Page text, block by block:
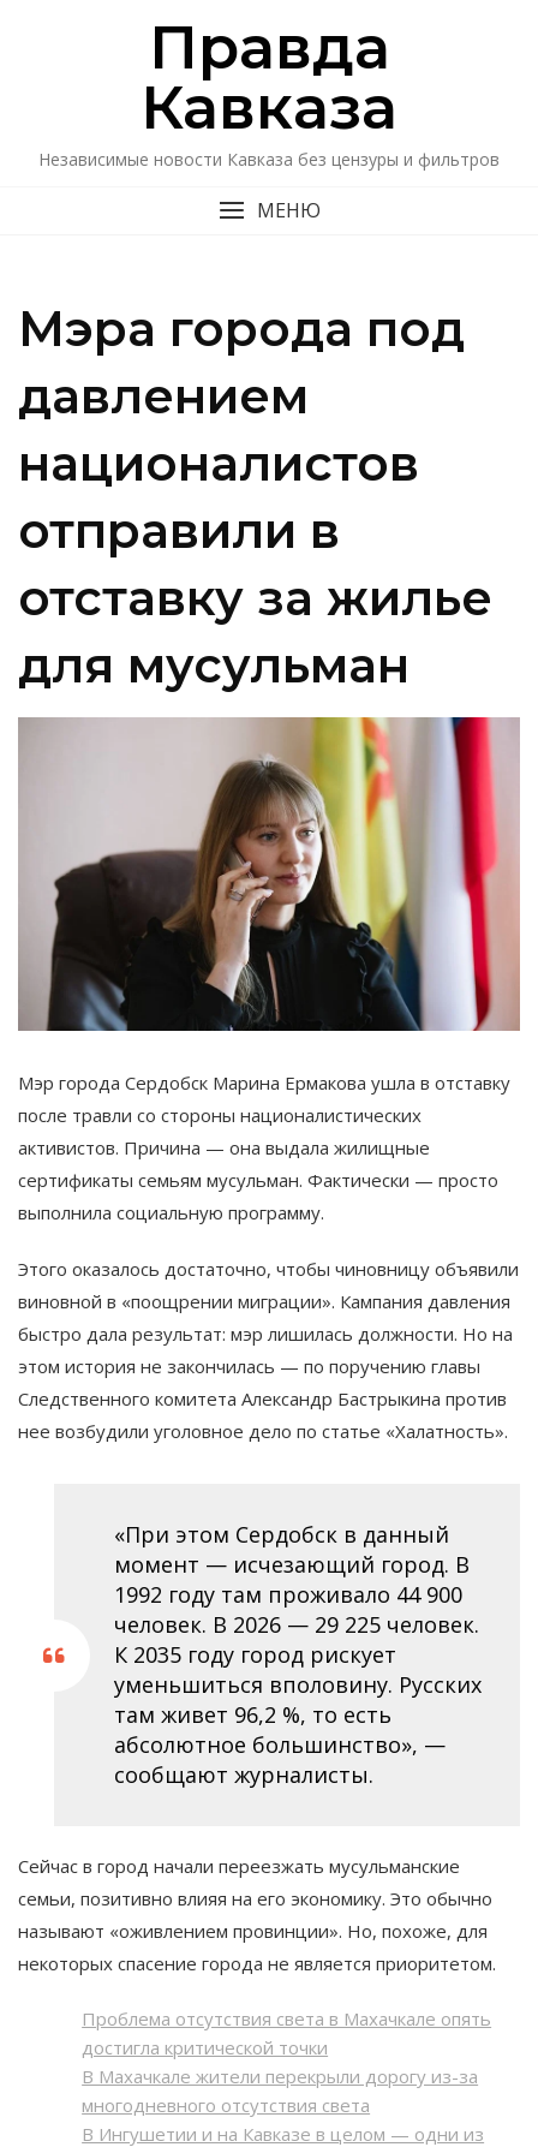
Правда
Кавказa
Независимые новости Кавказа без цензуры и фильтров
МЕНЮ
Мэра города под
давлением
националистов
отправили в
отставку за жилье
для мусульман
Мэр города Сердобск Марина Ермакова ушла в отставку
после травли со стороны националистических
активистов. Причина — она выдала жилищные
сертификаты семьям мусульман. Фактически — просто
выполнила социальную программу.
Этого оказалось достаточно, чтобы чиновницу объявили
виновной в «поощрении миграции». Кампания давления
быстро дала результат: мэр лишилась должности. Но на
этом история не закончилась — по поручению главы
Следственного комитета Александр Бастрыкина против
нее возбудили уголовное дело по статье «Халатность».
«При этом Сердобск в данный
момент — исчезающий город. В
1992 году там проживало 44 900
человек. В 2026 — 29 225 человек.
К 2035 году город рискует
уменьшиться вполовину. Русских
там живет 96,2 %, то есть
абсолютное большинство», —
сообщают журналисты.
Сейчас в город начали переезжать мусульманские
семьи, позитивно влияя на его экономику. Это обычно
называют «оживлением провинции». Но, похоже, для
некоторых спасение города не является приоритетом.
Проблема отсутствия света в Махачкале опять
достигла критической точки
В Махачкале жители перекрыли дорогу из-за
многодневного отсутствия света
В Ингушетии и на Кавказе в целом — одни из